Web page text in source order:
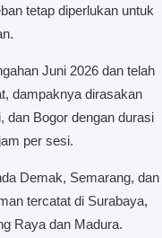
tetap diperlukan untuk
Juni 2026 dan telah
dampaknya dirasakan
dan Bogor dengan durasi
per sesi.
Demak, Semarang, dan
tercatat di Surabaya,
Raya dan Madura.